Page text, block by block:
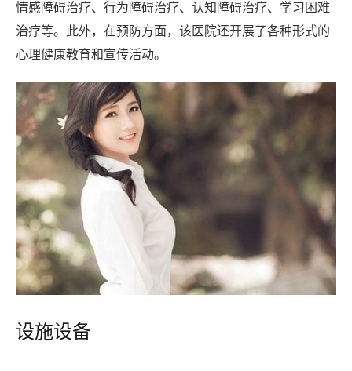
情感障碍治疗、行为障碍治疗、认知障碍治疗、学习困难
治疗等。此外，在预防方面，该医院还开展了各种形式的
心理健康教育和宣传活动。
设施设备